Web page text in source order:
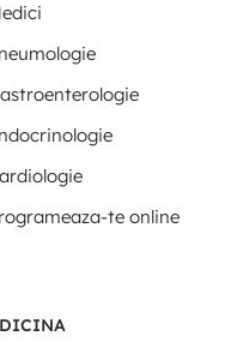
te online